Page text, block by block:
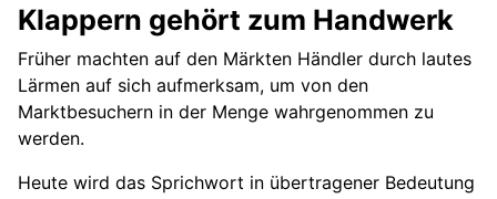
Klappern gehört zum Handwerk
Früher machten auf den Märkten Händler durch lautes
Lärmen auf sich aufmerksam, um von den
Marktbesuchern in der Menge wahrgenommen zu
werden.
Heute wird das Sprichwort in übertragener Bedeutung